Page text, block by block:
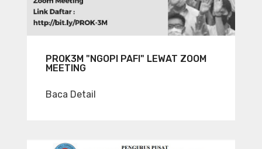
PROK3M "NGOPI PAFI" LEWAT ZOOM
MEETING
Baca Detail